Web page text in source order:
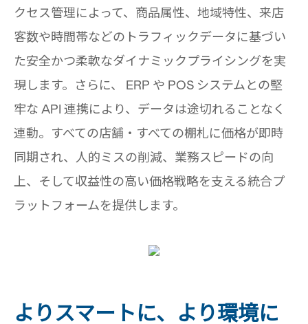
クセス管理によって、商品属性、地域特性、来店
客数や時間帯などのトラフィックデータに基づい
た安全かつ柔軟なダイナミックプライシングを実
現します。さらに、 ERP や POS システムとの堅
牢な API 連携により、データは途切れることなく
連動。すべての店舗・すべての棚札に価格が即時
同期され、人的ミスの削減、業務スピードの向
上、そして収益性の高い価格戦略を支える統合プ
ラットフォームを提供します。
よりスマートに、より環境に